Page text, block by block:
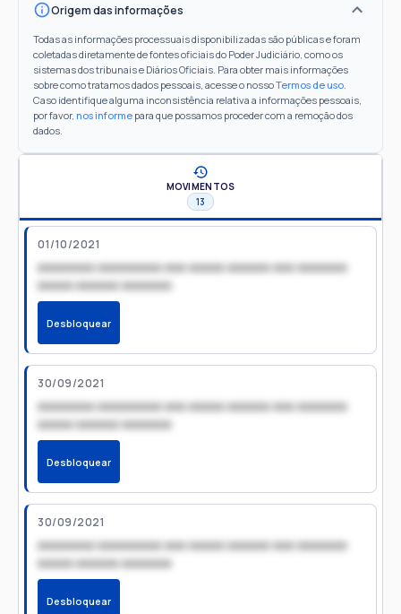
Origem das informações
Todas as informações processuais disponibilizadas são públicas e foram
coletadas diretamente de fontes oficiais do Poder Judiciário, como os
sistemas dos tribunais e Diários Oficiais. Para obter mais informações
sobre como tratamos dados pessoais, acesse o nossoTermos de uso.
Caso identifique alguma inconsistência relativa a informações pessoais,
por favor, nos informe para que possamos proceder com a remoção dos
dados.
MOVIMENTOS
13
01/10/2021
xxxxxxxx xxxxxxxxx xxx xxxxx xxxxxx xxx xxxxxxx
xxxxx xxxxxx xxxxxxx
Desbloquear
30/09/2021
xxxxxxxx xxxxxxxxx xxx xxxxx xxxxxx xxx xxxxxxx
xxxxx xxxxxx xxxxxxx
Desbloquear
30/09/2021
xxxxxxxx xxxxxxxxx xxx xxxxx xxxxxx xxx xxxxxxx
xxxxx xxxxxx xxxxxxx
Desbloquear